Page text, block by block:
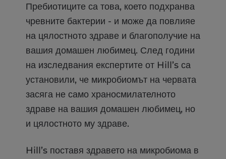
Пребиотиците са това, което подхранва
чревните бактерии - и може да повлияе
на цялостното здраве и благополучие на
вашия домашен любимец. След години
на изследвания експертите от Hill’s са
установили, че микробиомът на червата
засяга не само храносмилателното
здраве на вашия домашен любимец, но
и цялостното му здраве.
Hill’s поставя здравето на микробиома в